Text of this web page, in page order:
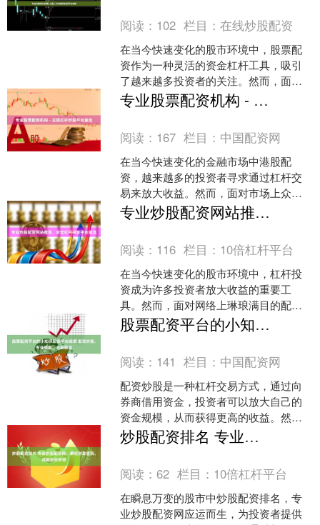
阅读： 102 栏目：在线炒股配资
在当今快速变化的股市环境中，股票配
资作为一种灵活的资金杠杆工具，吸引
了越来越多投资者的关注。然而，面对
市场上众多的配资平台，如何选择一个**
安全正规的股票配资平....
专业股票配资机构 - 正规杠杆炒股平台首选
阅读： 167 栏目： 中国配资网
在当今快速变化的金融市场中港股配
资，越来越多的投资者寻求通过杠杆交
易来放大收益。然而，面对市场上众多
的配资选择，如何甄别并选择一家专
业、正规的股票配资机构成为投....
专业炒股配资网站推荐，安全杠杆投资平台首选
阅读： 116 栏目： 10倍杠杆平台
在当今快速变化的股市环境中，杠杆投
资成为许多投资者放大收益的重要工
具。然而，面对网络上琳琅满目的配资
平台，如何选择一个既专业又安全的炒
股配资网站，成为投资者面临....
股票配资平台的小知识配资平台股票 配资炒股，专业操盘，收益翻倍
阅读： 141 栏目： 中国配资网
配资炒股是一种杠杆交易方式，通过向
券商借用资金，投资者可以放大自己的
资金规模，从而获得更高的收益。然
而，配资炒股也存在一定风险，需要谨
慎操作。 * **放大收益....
炒股配资排名 专业炒股配资网：解锁财富密码，成就投资梦想
阅读：62 栏目： 10倍杠杆平台
在瞬息万变的股市中炒股配资排名，专
业炒股配资网应运而生，为投资者提供